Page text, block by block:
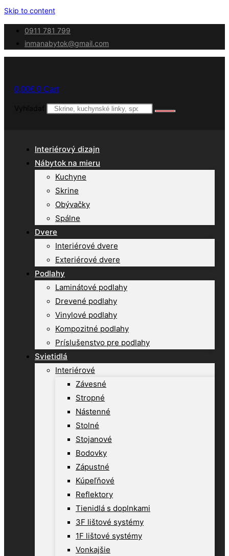
Skip to content
0911 781 799
inmanabytok@gmail.com
0,00€ 0 Cart
Vyhľadať
Interiérový dizajn
Nábytok na mieru
Kuchyne
Skrine
Obývačky
Spálne
Dvere
Interiérové dvere
Exteriérové dvere
Podlahy
Laminátové podlahy
Drevené podlahy
Vinylové podlahy
Kompozitné podlahy
Príslušenstvo pre podlahy
Svietidlá
Interiérové
Závesné
Stropné
Nástenné
Stolné
Stojanové
Bodovky
Zápustné
Kúpeľňové
Reflektory
Tienidlá s doplnkami
3F lištové systémy
1F lištové systémy
Vonkajšie